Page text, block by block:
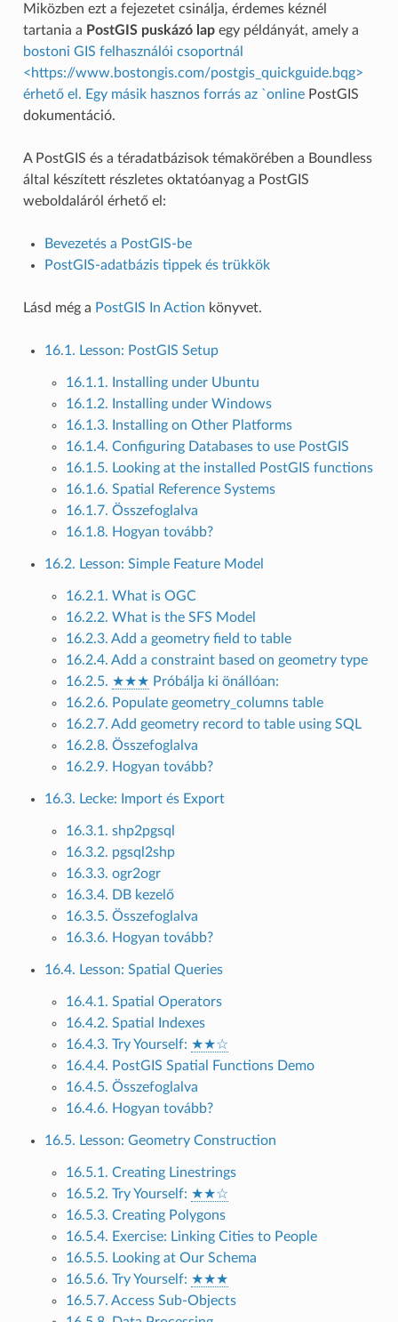
Miközben ezt a fejezetet csinálja, érdemes kéznél
tartania a PostGIS puskázó lapegy példányát, amely a
bostoni GIS felhasználói csoportnál
<https://www.bostongis.com/postgis_quickguide.bqg>
érhető el. Egy másik hasznos forrás az `onlinePostGIS
dokumentáció.
A PostGIS és a téradatbázisok témakörében a Boundless
által készített részletes oktatóanyag a PostGIS
weboldaláról érhető el:
Bevezetés a PostGIS-be
PostGIS-adatbázis tippek és trükkök
Lásd még a PostGIS In Action könyvet.
16.1. Lesson: PostGIS Setup
16.1.1. Installing under Ubuntu
16.1.2. Installing under Windows
16.1.3. Installing on Other Platforms
16.1.4. Configuring Databases to use PostGIS
16.1.5. Looking at the installed PostGIS functions
16.1.6. Spatial Reference Systems
16.1.7. Összefoglalva
16.1.8. Hogyan tovább?
16.2. Lesson: Simple Feature Model
16.2.1. What is OGC
16.2.2. What is the SFS Model
16.2.3. Add a geometry field to table
16.2.4. Add a constraint based on geometry type
16.2.5. ★★★ Próbálja ki önállóan:
16.2.6. Populate geometry_columns table
16.2.7. Add geometry record to table using SQL
16.2.8. Összefoglalva
16.2.9. Hogyan tovább?
16.3. Lecke: Import és Export
16.3.1. shp2pgsql
16.3.2. pgsql2shp
16.3.3. ogr2ogr
16.3.4. DB kezelő
16.3.5. Összefoglalva
16.3.6. Hogyan tovább?
16.4. Lesson: Spatial Queries
16.4.1. Spatial Operators
16.4.2. Spatial Indexes
16.4.3. Try Yourself: ★★☆
16.4.4. PostGIS Spatial Functions Demo
16.4.5. Összefoglalva
16.4.6. Hogyan tovább?
16.5. Lesson: Geometry Construction
16.5.1. Creating Linestrings
16.5.2. Try Yourself: ★★☆
16.5.3. Creating Polygons
16.5.4. Exercise: Linking Cities to People
16.5.5. Looking at Our Schema
16.5.6. Try Yourself: ★★★
16.5.7. Access Sub-Objects